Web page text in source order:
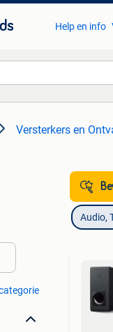
Help en info
Versterkers en
Audio,